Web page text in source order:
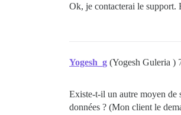
Ok, je contacterai le support.
Yogesh_g (Yogesh Guleria )
Existe-t-il un autre moyen de
données ? (Mon client le